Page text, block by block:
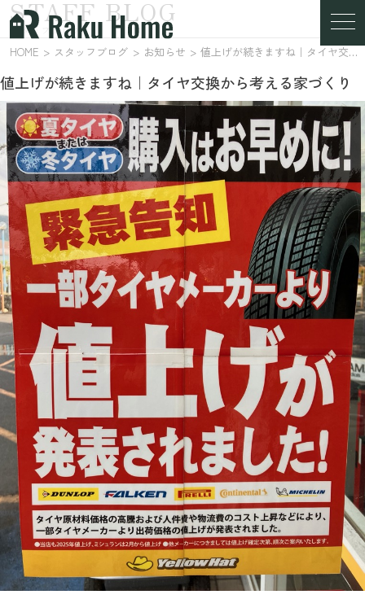
スタッフブログ
STAFF BLOG
HOME スタッフブログ お知らせ 値上げが続きますね｜タイヤ交換から考える家づくり
値上げが続きますね｜タイヤ交換から考える家づくり